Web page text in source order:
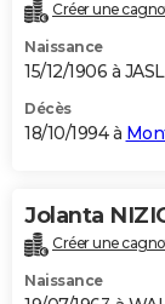
Créer une
Naissance
15/12/1906 à
Décès
18/10/1994 à
Jolanta
Créer une
Naissance